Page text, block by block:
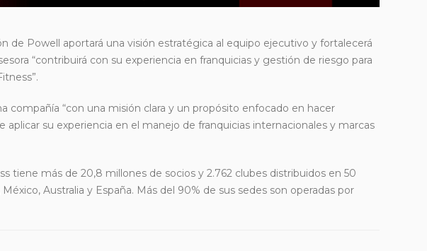
de Powell aportará una visión estratégica al equipo ejecutivo y fortalecerá
“contribuirá con su experiencia en franquicias y gestión de riesgo para
compañía “con una misión clara y un propósito enfocado en hacer
su experiencia en el manejo de franquicias internacionales y marcas
tiene más de 20,8 millones de socios y 2.762 clubes distribuidos en 50
Australia y España. Más del 90% de sus sedes son operadas por